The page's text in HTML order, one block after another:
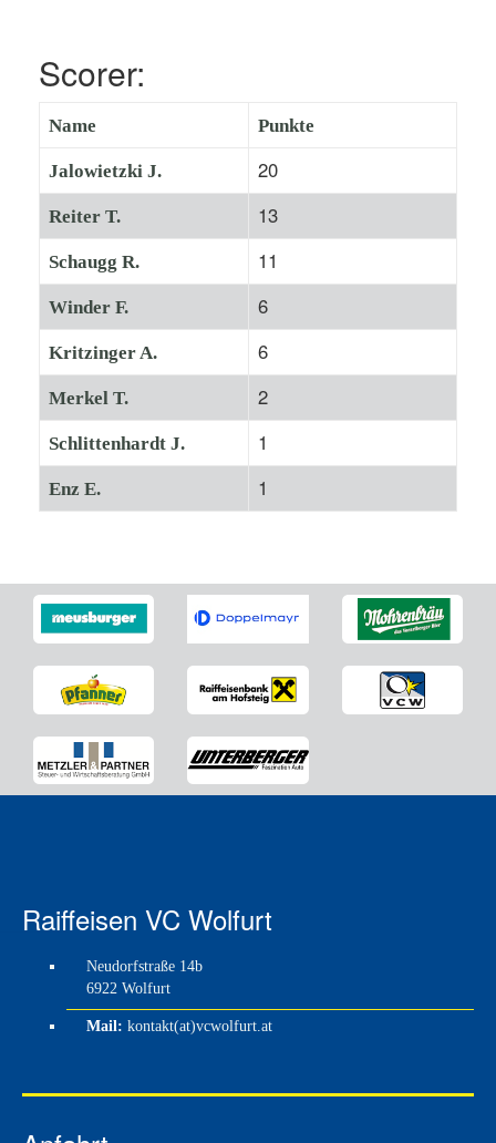
Scorer:
Name Punkte
Jalowietzki J. 20
Reiter T. 13
Schaugg R. 11
Winder F. 6
Kritzinger A. 6
Merkel T. 2
Schlittenhardt J. 1
Enz E. 1
Raiffeisen VC Wolfurt
Neudorfstraße 14b
6922 Wolfurt
Mail: kontakt(at)vcwolfurt.at